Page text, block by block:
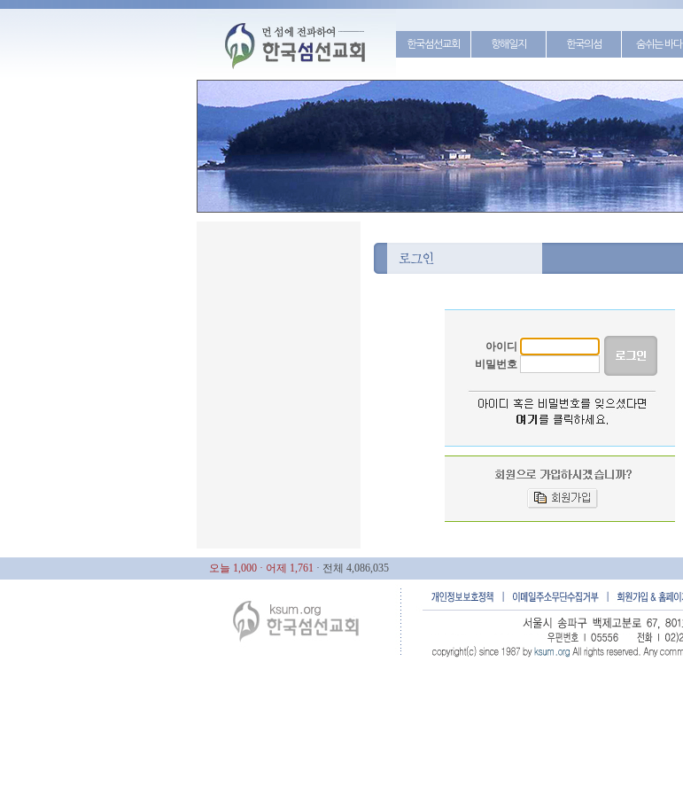
한국섬선교회 항해일지 한국의섬 숨쉬는 바다
아이디
비밀번호
오늘 1,000 · 어제 1,761 · 전체 4,086,035